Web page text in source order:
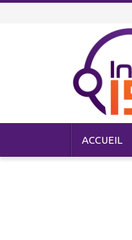
ACCUEIL